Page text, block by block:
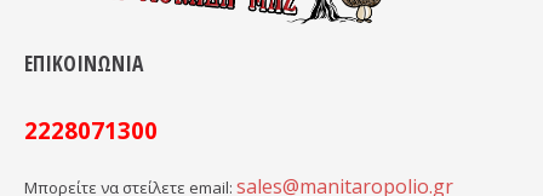
ΕΠΙΚΟΙΝΩΝΙΑ
2228071300
Μπορείτε να στείλετε email: sales@manitaropolio.gr